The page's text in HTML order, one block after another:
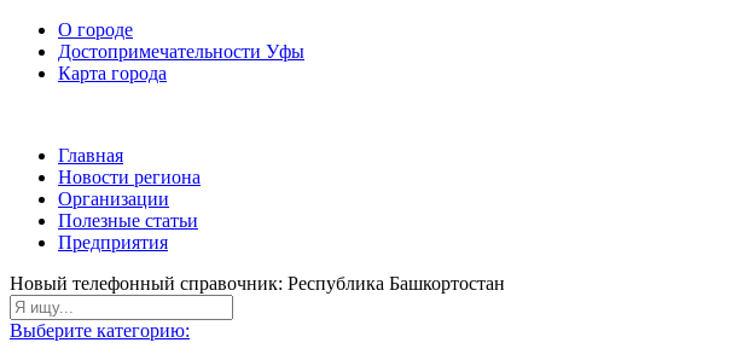
О городе
Достопримечательности Уфы
Карта города
Главная
Новости региона
Организации
Полезные статьи
Предприятия
Новый телефонный справочник: Республика Башкортостан
Выберите категорию: